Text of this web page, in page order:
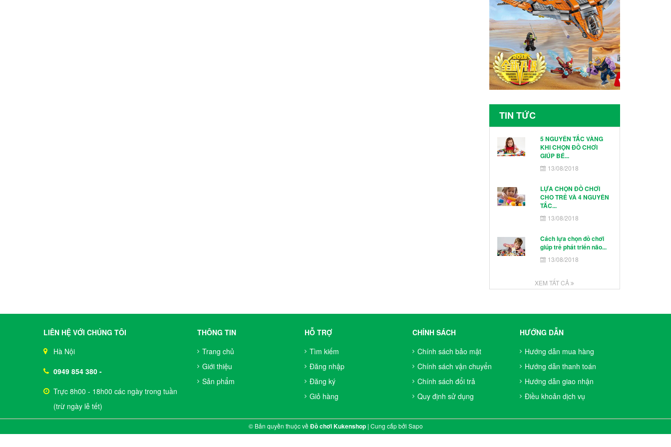
TIN TỨC
5 NGUYÊN TẮC VÀNG
KHI CHỌN ĐỒ CHƠI
GIÚP BÉ...
13/08/2018
LỰA CHỌN ĐỒ CHƠI
CHO TRẺ VÀ 4 NGUYÊN
TẮC...
13/08/2018
Cách lựa chọn đồ chơi
giúp trẻ phát triển não...
13/08/2018
XEM TẤT CẢ
LIÊN HỆ VỚI CHÚNG TÔI
Hà Nội
0949 854 380 -
Trực 8h00 - 18h00 các ngày trong tuần
(trừ ngày lễ tết)
THÔNG TIN
Trang chủ
Giới thiệu
Sản phẩm
HỖ TRỢ
Tìm kiếm
Đăng nhập
Đăng ký
Giỏ hàng
CHÍNH SÁCH
Chính sách bảo mật
Chính sách vận chuyển
Chính sách đổi trả
Quy định sử dụng
HƯỚNG DẪN
Hướng dẫn mua hàng
Hướng dẫn thanh toán
Hướng dẫn giao nhận
Điều khoản dịch vụ
© Bản quyền thuộc vềĐồ chơi Kukenshop| Cung cấp bởi Sapo